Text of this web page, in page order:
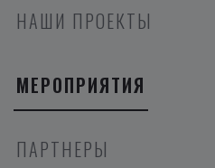
НАШИ ПРОЕКТЫ
МЕРОПРИЯТИЯ
ПАРТНЕРЫ